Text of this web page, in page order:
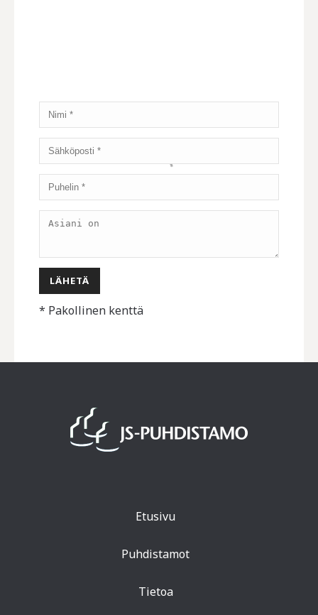
* Pakollinen kenttä
Etusivu
Puhdistamot
Tietoa